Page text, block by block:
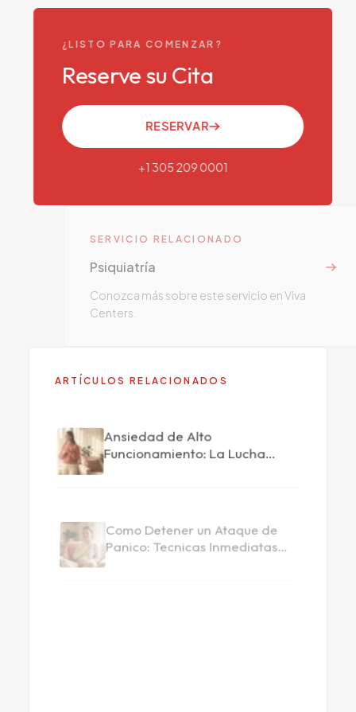
¿LISTO PARA COMENZAR?
Reserve su Cita
RESERVAR
+1 305 209 0001
SERVICIO RELACIONADO
Psiquiatría
Conozca más sobre este servicio en Viva
Centers.
ARTÍCULOS RELACIONADOS
Ansiedad de Alto
Funcionamiento: La Lucha
Escondida
Panico: Tecnicas Inmediatas
que Funcionan